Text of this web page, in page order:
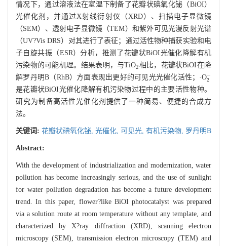
情况下，通过溶液法在室温下制备了花瓣状碘氧化铋（BiOI）
光催化剂，并通过X射线衍射仪（XRD）、扫描电子显微镜
（SEM）、透射电子显微镜（TEM）和紫外可见光漫反射光谱
（UV?Vis DRS）对其进行了表征；通过活性物种捕获实验和电
子自旋共振（ESR）分析，推测了花瓣状BiOI光催化降解有机
污染物的可能机理。结果表明，与TiO2相比，花瓣状BiOI在降
解罗丹明B（RhB）方面表现出更好的可见光光催化活性；·O2
是花瓣状BiOI光催化降解有机污染物过程中的主要活性物种。
研究为制备高活性光催化剂提供了一种简易、便捷的合成方
法。
关键词: 花瓣状碘氧化铋, 光催化, 可见光, 有机污染物, 罗丹明B
Abstract:
With the development of industrialization and modernization, water
pollution has become increasingly serious, and the use of sunlight
for water pollution degradation has become a future development
trend. In this paper, flower?like BiOI photocatalyst was prepared
via a solution route at room temperature without any template, and
characterized by X?ray diffraction (XRD), scanning electron
microscopy (SEM), transmission electron microscopy (TEM) and